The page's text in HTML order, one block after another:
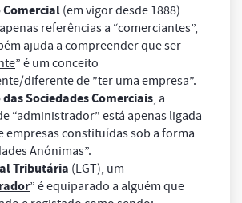
Comercial(em vigor desde 1888)
referências a “comerciantes”,
ajuda a compreender que ser
” é um conceito
diferente de ”ter uma empresa”.
Sociedades Comerciais, a
“administrador” está apenas ligada
empresas constituídas sob a forma
Anónimas”.
Tributária (LGT), um
” é equiparado a alguém que